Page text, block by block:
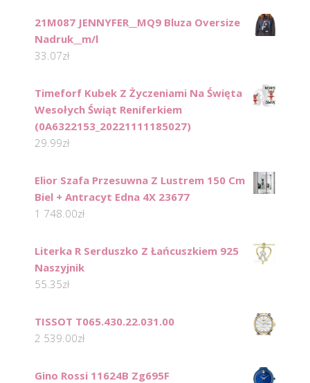
21M087 JENNYFER__MQ9 Bluza Oversize
Nadruk__m/l
33.07zł
Timeforf Kubek Z Życzeniami Na Święta
Wesołych Świąt Reniferkiem
(0A6322153_20221111185027)
29.99zł
Elior Szafa Przesuwna Z Lustrem 150 Cm
Biel + Antracyt Edna 4X 23677
1 748.00zł
Literka R Serduszko Z Łańcuszkiem 925
Naszyjnik
55.35zł
TISSOT T065.430.22.031.00
2 539.00zł
Gino Rossi 11624B Zg695F